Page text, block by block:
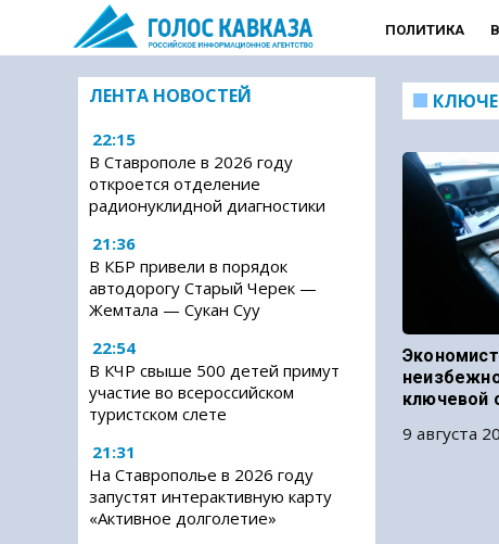
ПОЛИТИКА
ЛЕНТА НОВОСТЕЙ
22:15
В Ставрополе в 2026 году
откроется отделение
радионуклидной диагностики
21:36
В КБР привели в порядок
автодорогу Старый Черек —
Жемтала — Сукан Суу
22:54
В КЧР свыше 500 детей примут
участие во всероссийском
туристском слете
21:31
На Ставрополье в 2026 году
запустят интерактивную карту
«Активное долголетие»
ключевой
9 августа